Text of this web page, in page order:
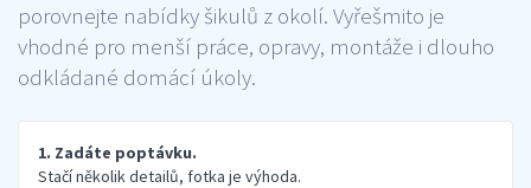
porovnejte nabídky šikulů z okolí. Vyřešmito je
vhodné pro menší práce, opravy, montáže i dlouho
odkládané domácí úkoly.
1. Zadáte poptávku.
Stačí několik detailů, fotka je výhoda.